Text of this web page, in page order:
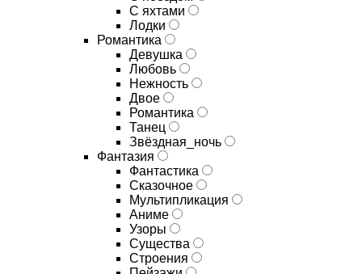
С яхтами
Лодки
Романтика
Девушка
Любовь
Нежность
Двое
Романтика
Танец
Звёздная_ночь
Фантазия
Фантастика
Сказочное
Мультипликация
Аниме
Узоры
Существа
Строения